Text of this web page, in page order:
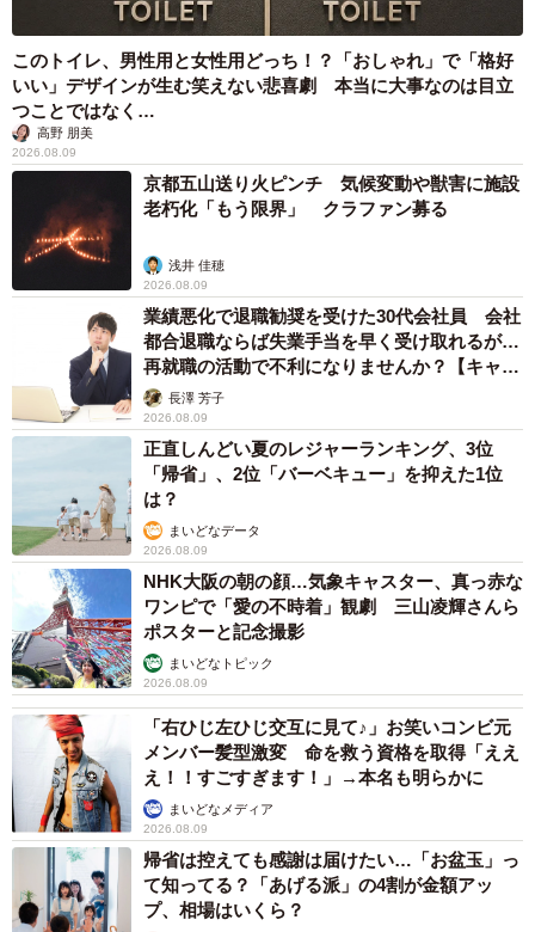
このトイレ、男性用と女性用どっち！？「おしゃれ」で「格好
いい」デザインが生む笑えない悲喜劇 本当に大事なのは目立
つことではなく…
高野 朋美
2026.08.09
京都五山送り火ピンチ 気候変動や獣害に施設
老朽化「もう限界」 クラファン募る
浅井 佳穂
2026.08.09
業績悪化で退職勧奨を受けた30代会社員 会社
都合退職ならば失業手当を早く受け取れるが…
再就職の活動で不利になりませんか？【キャリ
アカウンセラーが解説】
長澤 芳子
2026.08.09
正直しんどい夏のレジャーランキング、3位
「帰省」、2位「バーベキュー」を抑えた1位
は？
まいどなデータ
2026.08.09
NHK大阪の朝の顔…気象キャスター、真っ赤な
ワンピで「愛の不時着」観劇 三山凌輝さんら
ポスターと記念撮影
まいどなトピック
2026.08.09
「右ひじ左ひじ交互に見て♪」お笑いコンビ元
メンバー髪型激変 命を救う資格を取得「ええ
え！！すごすぎます！」→本名も明らかに
まいどなメディア
2026.08.09
帰省は控えても感謝は届けたい…「お盆玉」っ
て知ってる？「あげる派」の4割が金額アッ
プ、相場はいくら？